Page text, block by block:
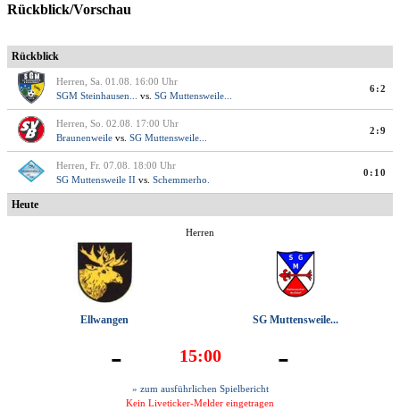
Rückblick/Vorschau
Rückblick
Herren, Sa. 01.08. 16:00 Uhr
SGM Steinhausen...
vs. SG Muttensweile...
6:2
Herren, So. 02.08. 17:00 Uhr
Braunenweile vs. SG Muttensweile...
2:9
Herren, Fr. 07.08. 18:00 Uhr
SG Muttensweile II vs. Schemmerho.
0:10
Heute
Herren
Ellwangen SG Muttensweile...
- 15:00 -
» zum ausführlichen Spielbericht
Kein Liveticker-Melder eingetragen